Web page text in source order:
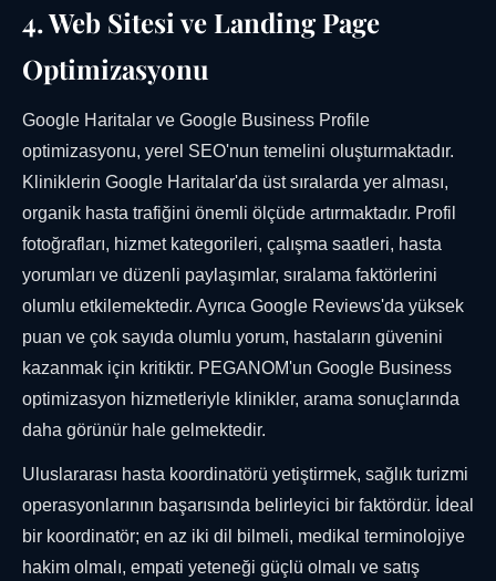
4. Web Sitesi ve Landing Page
Optimizasyonu
Google Haritalar ve Google Business Profile
optimizasyonu, yerel SEO'nun temelini oluşturmaktadır.
Kliniklerin Google Haritalar'da üst sıralarda yer alması,
organik hasta trafiğini önemli ölçüde artırmaktadır. Profil
fotoğrafları, hizmet kategorileri, çalışma saatleri, hasta
yorumları ve düzenli paylaşımlar, sıralama faktörlerini
olumlu etkilemektedir. Ayrıca Google Reviews'da yüksek
puan ve çok sayıda olumlu yorum, hastaların güvenini
kazanmak için kritiktir. PEGANOM'un Google Business
optimizasyon hizmetleriyle klinikler, arama sonuçlarında
daha görünür hale gelmektedir.
Uluslararası hasta koordinatörü yetiştirmek, sağlık turizmi
operasyonlarının başarısında belirleyici bir faktördür. İdeal
bir koordinatör; en az iki dil bilmeli, medikal terminolojiye
hakim olmalı, empati yeteneği güçlü olmalı ve satış